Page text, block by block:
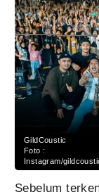
GildCoustic
Foto :
Instagram/
Sebelum